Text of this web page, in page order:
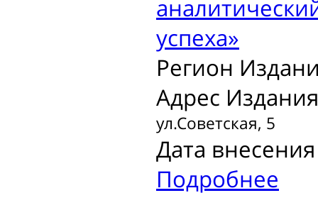
успеха»
Регион
Адрес
ул.Советская, 5
Дата
Подробнее